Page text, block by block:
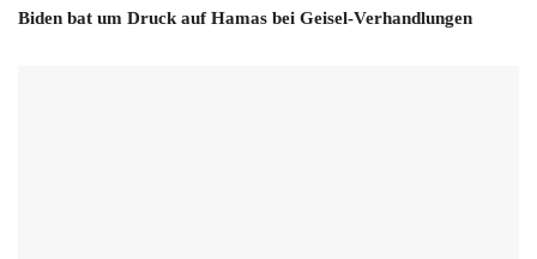
Biden bat um Druck auf Hamas bei Geisel-Verhandlungen